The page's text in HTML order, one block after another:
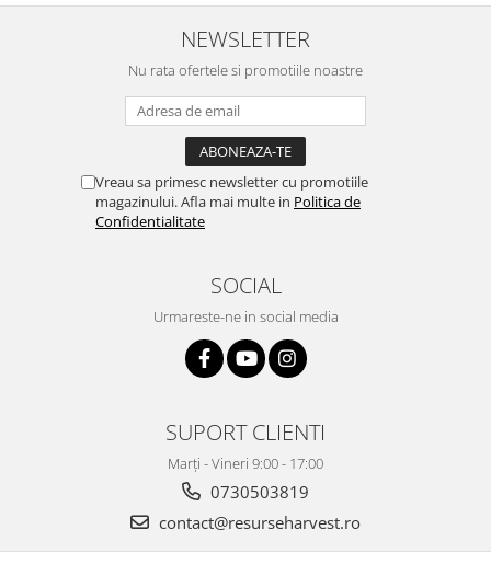
NEWSLETTER
Nu rata ofertele si promotiile noastre
Vreau sa primesc newsletter cu promotiile
magazinului. Afla mai multe in Politica de
Confidentialitate
SOCIAL
Urmareste-ne in social media
SUPORT CLIENTI
Marți - Vineri 9:00 - 17:00
0730503819
contact@resurseharvest.ro